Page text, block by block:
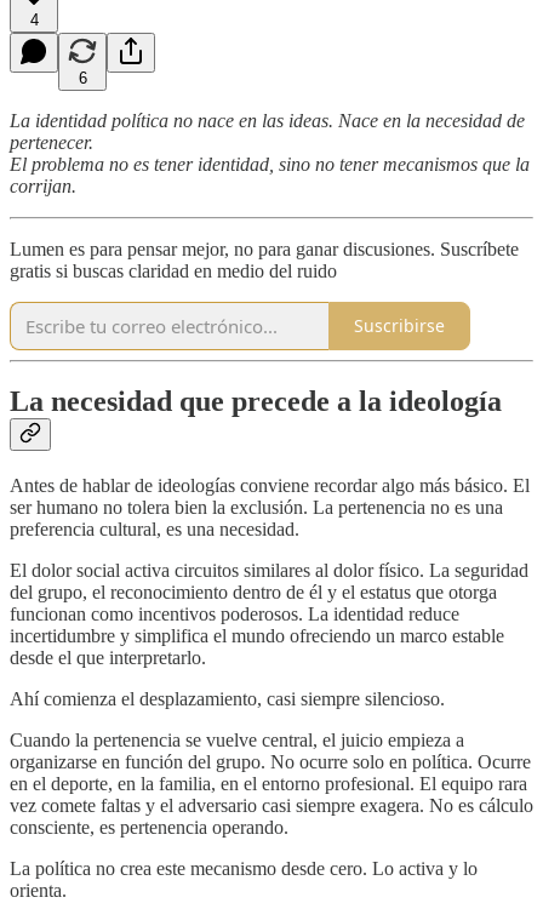
4
6
La identidad política no nace en las ideas. Nace en la necesidad de
pertenecer.
El problema no es tener identidad, sino no tener mecanismos que la
corrijan.
Lumen es para pensar mejor, no para ganar discusiones. Suscríbete
gratis si buscas claridad en medio del ruido
Suscribirse
La necesidad que precede a la ideología
Antes de hablar de ideologías conviene recordar algo más básico. El
ser humano no tolera bien la exclusión. La pertenencia no es una
preferencia cultural, es una necesidad.
El dolor social activa circuitos similares al dolor físico. La seguridad
del grupo, el reconocimiento dentro de él y el estatus que otorga
funcionan como incentivos poderosos. La identidad reduce
incertidumbre y simplifica el mundo ofreciendo un marco estable
desde el que interpretarlo.
Ahí comienza el desplazamiento, casi siempre silencioso.
Cuando la pertenencia se vuelve central, el juicio empieza a
organizarse en función del grupo. No ocurre solo en política. Ocurre
en el deporte, en la familia, en el entorno profesional. El equipo rara
vez comete faltas y el adversario casi siempre exagera. No es cálculo
consciente, es pertenencia operando.
La política no crea este mecanismo desde cero. Lo activa y lo
orienta.